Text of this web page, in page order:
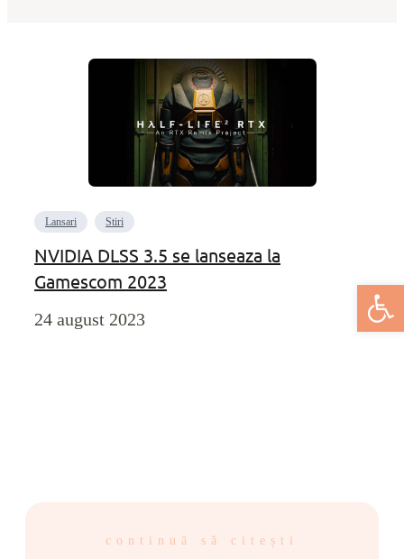
Deschide
Lansari Stiri
NVIDIA DLSS 3.5 se lanseaza la
Gamescom 2023
24 august 2023
continuă să citești